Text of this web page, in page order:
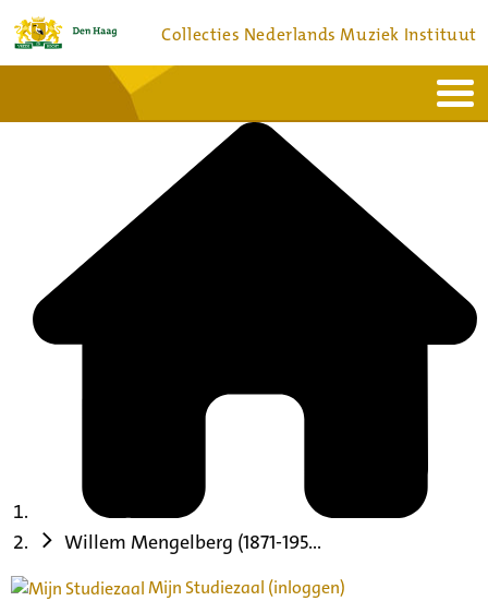
Collecties Nederlands Muziek Instituut
Bronnen en collecties
Willem Mengelberg (1871-195...
Mijn Studiezaal (inloggen)